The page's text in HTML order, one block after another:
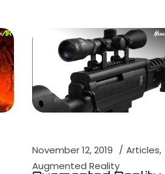
November 12, 2019
Articles
Augmented Reality